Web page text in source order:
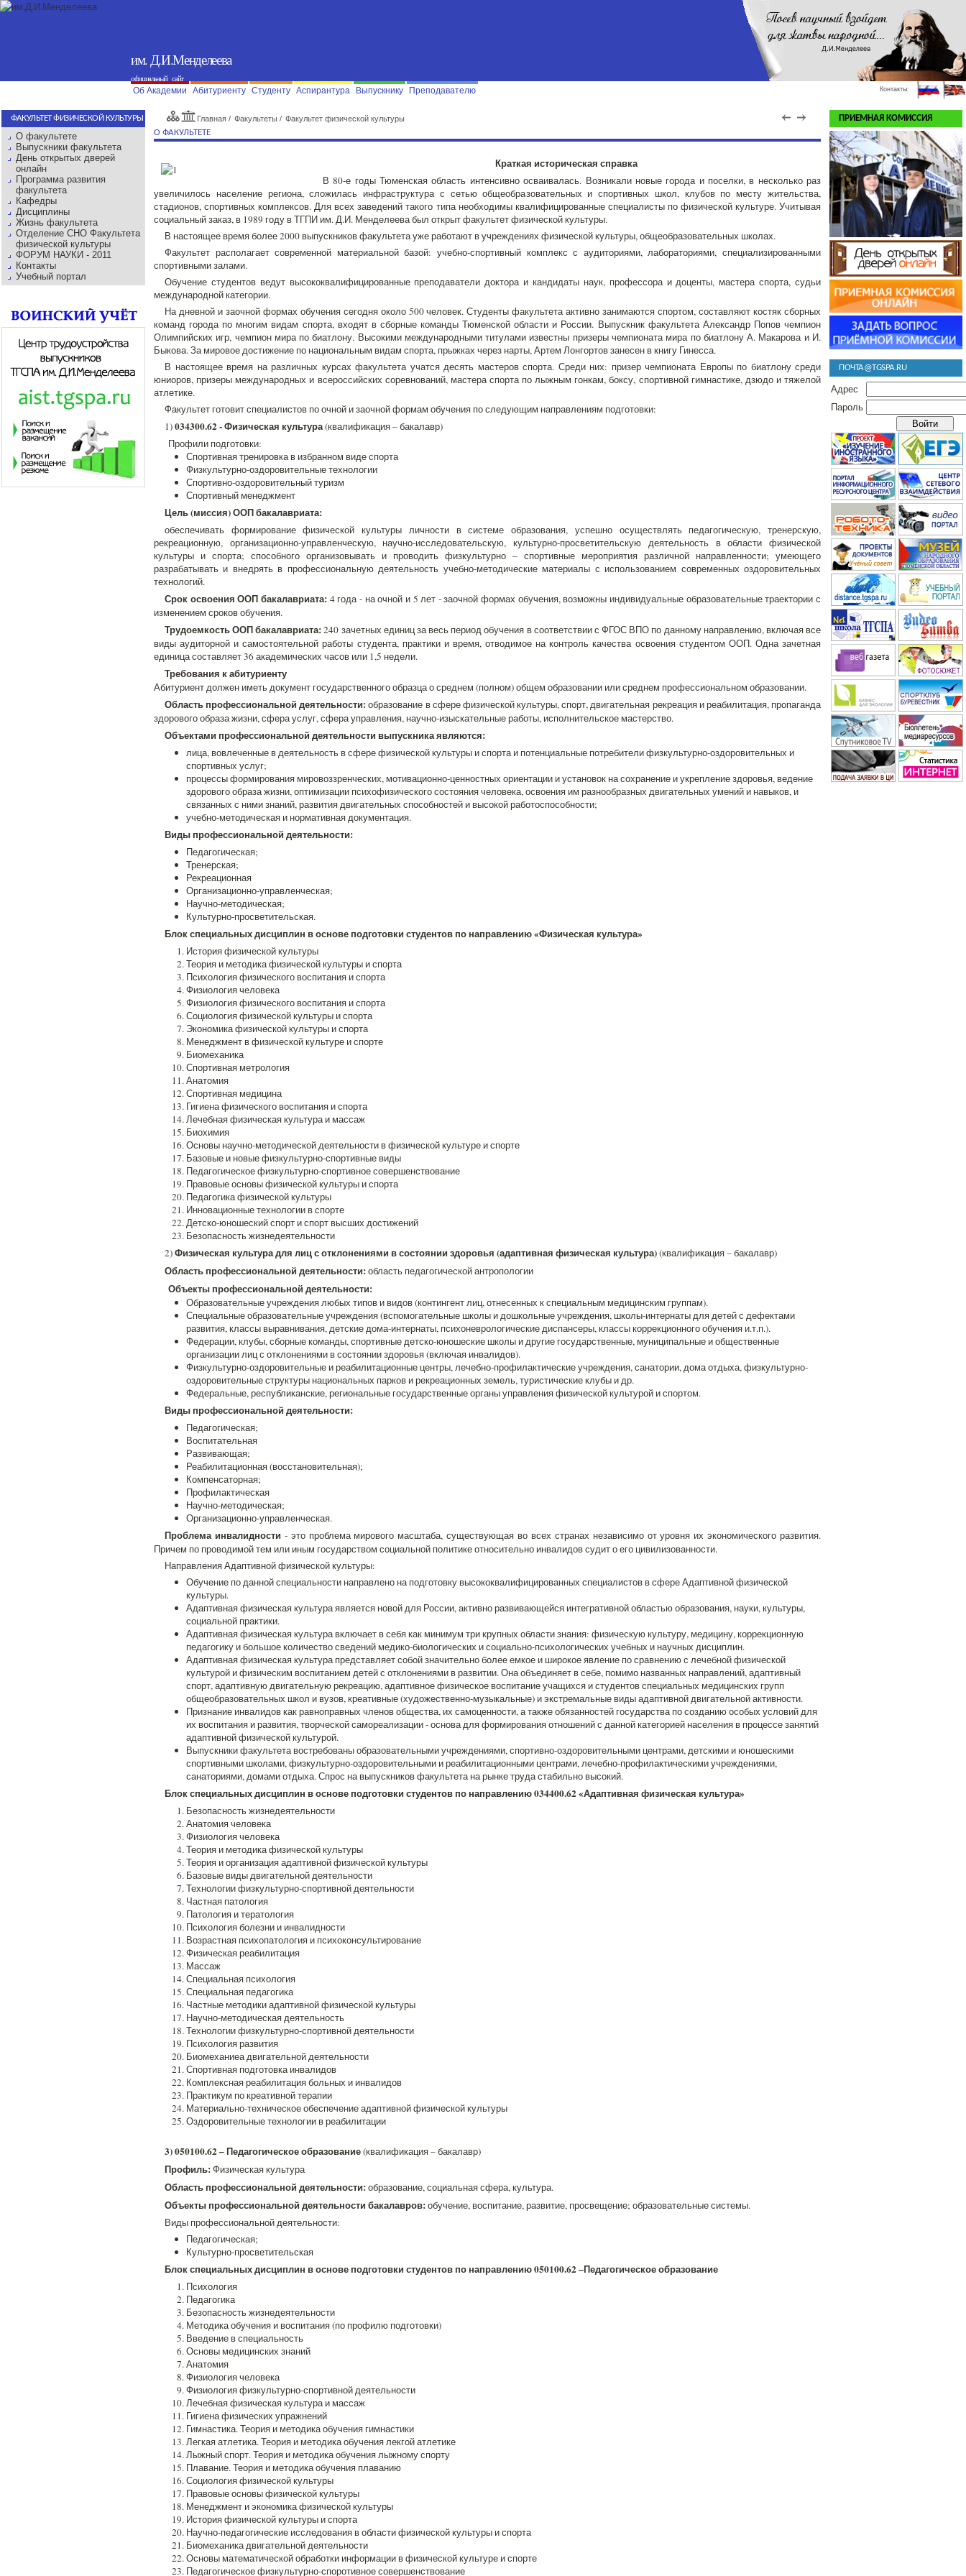
им. Д.И.Менделеева
официальный сайт
Об Академии
Абитуриенту Студенту Аспирантура Выпускнику Преподавателю Контакты:
ФАКУЛЬТЕТ ФИЗИЧЕСКОЙ КУЛЬТУРЫ
О факультете
Выпускники факультета
День открытых дверей
онлайн
Программа развития
факультета
Кафедры
Дисциплины
Жизнь факультета
Отделение СНО Факультета
физической культуры
ФОРУМ НАУКИ - 2011
Контакты
Учебный портал
Главная / Факультеты / Факультет физической культуры
О ФАКУЛЬТЕТЕ
Краткая историческая справка
В 80-е годы Тюменская область интенсивно осваивалась. Возникали новые города и поселки, в несколько раз
увеличилось население региона, сложилась инфраструктура с сетью общеобразовательных и спортивных школ, клубов по месту жительства,
стадионов, спортивных комплексов. Для всех заведений такого типа необходимы квалифицированные специалисты по физической культуре. Учитывая
социальный заказ, в 1989 году в ТГПИ им. Д.И. Менделеева был открыт факультет физической культуры.
В настоящее время более 2000 выпускников факультета уже работают в учреждениях физической культуры, общеобразовательных школах.
Факультет располагает современной материальной базой: учебно-спортивный комплекс с аудиториями, лабораториями, специализированными
спортивными залами.
Обучение студентов ведут высококвалифицированные преподаватели доктора и кандидаты наук, профессора и доценты, мастера спорта, судьи
международной категории.
На дневной и заочной формах обучения сегодня около 500 человек. Студенты факультета активно занимаются спортом, составляют костяк сборных
команд города по многим видам спорта, входят в сборные команды Тюменской области и России. Выпускник факультета Александр Попов чемпион
Олимпийских игр, чемпион мира по биатлону. Высокими международными титулами известны призеры чемпионата мира по биатлону А. Макарова и И.
Быкова. За мировое достижение по национальным видам спорта, прыжках через нарты, Артем Лонгортов занесен в книгу Гинесса.
В настоящее время на различных курсах факультета учатся десять мастеров спорта. Среди них: призер чемпионата Европы по биатлону среди
юниоров, призеры международных и всероссийских соревнований, мастера спорта по лыжным гонкам, боксу, спортивной гимнастике, дзюдо и тяжелой
атлетике.
Факультет готовит специалистов по очной и заочной формам обучения по следующим направлениям подготовки:
1)034300.62 - Физическая культура(квалификация – бакалавр)
Профили подготовки:
Спортивная тренировка в избранном виде спорта
Физкультурно-оздоровительные технологии
Спортивно-оздоровительный туризм
Спортивный менеджмент
Цель (миссия) ООП бакалавриата:
обеспечивать формирование физической культуры личности в системе образования, успешно осуществлять педагогическую, тренерскую,
рекреационную, организационно-управленческую, научно-исследовательскую, культурно-просветительскую деятельность в области физической
культуры и спорта; способного организовывать и проводить физкультурно – спортивные мероприятия различной направленности; умеющего
разрабатывать и внедрять в профессиональную деятельность учебно-методические материалы с использованием современных оздоровительных
технологий.
Срок освоения ООП бакалавриата:4 года - на очной и 5 лет - заочной формах обучения, возможны индивидуальные образовательные траектории с
изменением сроков обучения.
Трудоемкость ООП бакалавриата:240 зачетных единиц за весь период обучения в соответствии с ФГОС ВПО по данному направлению, включая все
виды аудиторной и самостоятельной работы студента, практики и время, отводимое на контроль качества освоения студентом ООП. Одна зачетная
единица составляет 36 академических часов или 1,5 недели.
Требования к абитуриенту
Абитуриент должен иметь документ государственного образца о среднем (полном) общем образовании или среднем профессиональном образовании.
Область профессиональной деятельности:образование в сфере физической культуры, спорт, двигательная рекреация и реабилитация, пропаганда
здорового образа жизни, сфера услуг, сфера управления, научно-изыскательные работы, исполнительское мастерство.
Объектами профессиональной деятельности выпускника являются:
лица, вовлеченные в деятельность в сфере физической культуры и спорта и потенциальные потребители физкультурно-оздоровительных и
спортивных услуг;
процессы формирования мировоззренческих, мотивационно-ценностных ориентации и установок на сохранение и укрепление здоровья, ведение
здорового образа жизни, оптимизации психофизического состояния человека, освоения им разнообразных двигательных умений и навыков, и
связанных с ними знаний, развития двигательных способностей и высокой работоспособности;
учебно-методическая и нормативная документация.
Виды профессиональной деятельности:
Педагогическая;
Тренерская;
Рекреационная
Организационно-управленческая;
Научно-методическая;
Культурно-просветительская.
Блок специальных дисциплин в основе подготовки студентов по направлению «Физическая культура»
История физической культуры
Теория и методика физической культуры и спорта
Психология физического воспитания и спорта
Физиология человека
Физиология физического воспитания и спорта
Социология физической культуры и спорта
Экономика физической культуры и спорта
Менеджмент в физической культуре и спорте
Биомеханика
Спортивная метрология
Анатомия
Спортивная медицина
Гигиена физического воспитания и спорта
Лечебная физическая культура и массаж
Биохимия
Основы научно-методической деятельности в физической культуре и спорте
Базовые и новые физкультурно-спортивные виды
Педагогическое физкультурно-спортивное совершенствование
Правовые основы физической культуры и спорта
Педагогика физической культуры
Инновационные технологии в спорте
Детско-юношеский спорт и спорт высших достижений
Безопасность жизнедеятельности
2)Физическая культура для лиц с отклонениями в состоянии здоровья (адаптивная физическая культура)(квалификация – бакалавр)
Область профессиональной деятельности:область педагогической антропологии
Объекты профессиональной деятельности:
Образовательные учреждения любых типов и видов (контингент лиц, отнесенных к специальным медицинским группам).
Специальные образовательные учреждения (вспомогательные школы и дошкольные учреждения, школы-интернаты для детей с дефектами
развития, классы выравнивания, детские дома-интернаты, психоневрологические диспансеры, классы коррекционного обучения и.т.п.).
Федерации, клубы, сборные команды, спортивные детско-юношеские школы и другие государственные, муниципальные и общественные
организации лиц с отклонениями в состоянии здоровья (включая инвалидов).
Физкультурно-оздоровительные и реабилитационные центры, лечебно-профилактические учреждения, санатории, дома отдыха, физкультурно-
оздоровительные структуры национальных парков и рекреационных земель, туристические клубы и др.
Федеральные, республиканские, региональные государственные органы управления физической культурой и спортом.
Виды профессиональной деятельности:
Педагогическая;
Воспитательная
Развивающая;
Реабилитационная (восстановительная);
Компенсаторная;
Профилактическая
Научно-методическая;
Организационно-управленческая.
Проблема инвалидности - это проблема мирового масштаба, существующая во всех странах независимо от уровня их экономического развития.
Причем по проводимой тем или иным государством социальной политике относительно инвалидов судит о его цивилизованности.
Направления Адаптивной физической культуры:
Обучение по данной специальности направлено на подготовку высококвалифицированных специалистов в сфере Адаптивной физической
культуры.
Адаптивная физическая культура является новой для России, активно развивающейся интегративной областью образования, науки, культуры,
социальной практики.
Адаптивная физическая культура включает в себя как минимум три крупных области знания: физическую культуру, медицину, коррекционную
педагогику и большое количество сведений медико-биологических и социально-психологических учебных и научных дисциплин.
Адаптивная физическая культура представляет собой значительно более емкое и широкое явление по сравнению с лечебной физической
культурой и физическим воспитанием детей с отклонениями в развитии. Она объединяет в себе, помимо названных направлений, адаптивный
спорт, адаптивную двигательную рекреацию, адаптивное физическое воспитание учащихся и студентов специальных медицинских групп
общеобразовательных школ и вузов, креативные (художественно-музыкальные) и экстремальные виды адаптивной двигательной активности.
Признание инвалидов как равноправных членов общества, их самоценности, а также обязанностей государства по созданию особых условий для
их воспитания и развития, творческой самореализации - основа для формирования отношений с данной категорией населения в процессе занятий
адаптивной физической культурой.
Выпускники факультета востребованы образовательными учреждениями, спортивно-оздоровительными центрами, детскими и юношескими
спортивными школами, физкультурно-оздоровительными и реабилитационными центрами, лечебно-профилактическими учреждениями,
санаториями, домами отдыха. Спрос на выпускников факультета на рынке труда стабильно высокий.
Блок специальных дисциплин в основе подготовки студентов по направлению 034400.62 «Адаптивная физическая культура»
Безопасность жизнедеятельности
Анатомия человека
Физиология человека
Теория и методика физической культуры
Теория и организация адаптивной физической культуры
Базовые виды двигательной деятельности
Технологии физкультурно-спортивной деятельности
Частная патология
Патология и тератология
Психология болезни и инвалидности
Возрастная психопатология и психоконсультирование
Физическая реабилитация
Массаж
Специальная психология
Специальная педагогика
Частные методики адаптивной физической культуры
Научно-методическая деятельность
Технологии физкультурно-спортивной деятельности
Психология развития
Биомеханиеа двигательной деятельности
Спортивная подготовка инвалидов
Комплексная реабилитация больных и инвалидов
Практикум по креативной терапии
Материально-техническое обеспечение адаптивной физической культуры
Оздоровительные технологии в реабилитации
3) 050100.62 – Педагогическое образование(квалификация – бакалавр)
Профиль:Физическая культура
Область профессиональной деятельности:образование, социальная сфера, культура.
Объекты профессиональной деятельности бакалавров:обучение, воспитание, развитие, просвещение; образовательные системы.
Виды профессиональной деятельности:
Педагогическая;
Культурно-просветительская
Блок специальных дисциплин в основе подготовки студентов по направлению 050100.62 –Педагогическое образование
Психология
Педагогика
Безопасность жизнедеятельности
Методика обучения и воспитания (по профилю подготовки)
Введение в специальность
Основы медицинских знаний
Анатомия
Физиология человека
Физиология физкультурно-спортивной деятельности
Лечебная физическая культура и массаж
Гигиена физических упражнений
Гимнастика. Теория и методика обучения гимнастики
Легкая атлетика. Теория и методика обучения лекгой атлетике
Лыжный спорт. Теория и методика обучения лыжному спорту
Плавание. Теория и методика обучения плаванию
Социология физической культуры
Правовые основы физической культуры
Менеджмент и экономика физической культуры
История физической культуры и спорта
Научно-педагогические исследования в области физической культуры и спорта
Биомеханика двигательной деятельности
Основы математической обработки информации в физической культуре и спорте
Педагогическое физкультурно-споротивное совершенствование
ПРИЕМНАЯ КОМИССИЯ
ПОЧТА@TGSPA.RU
Адрес
Пароль